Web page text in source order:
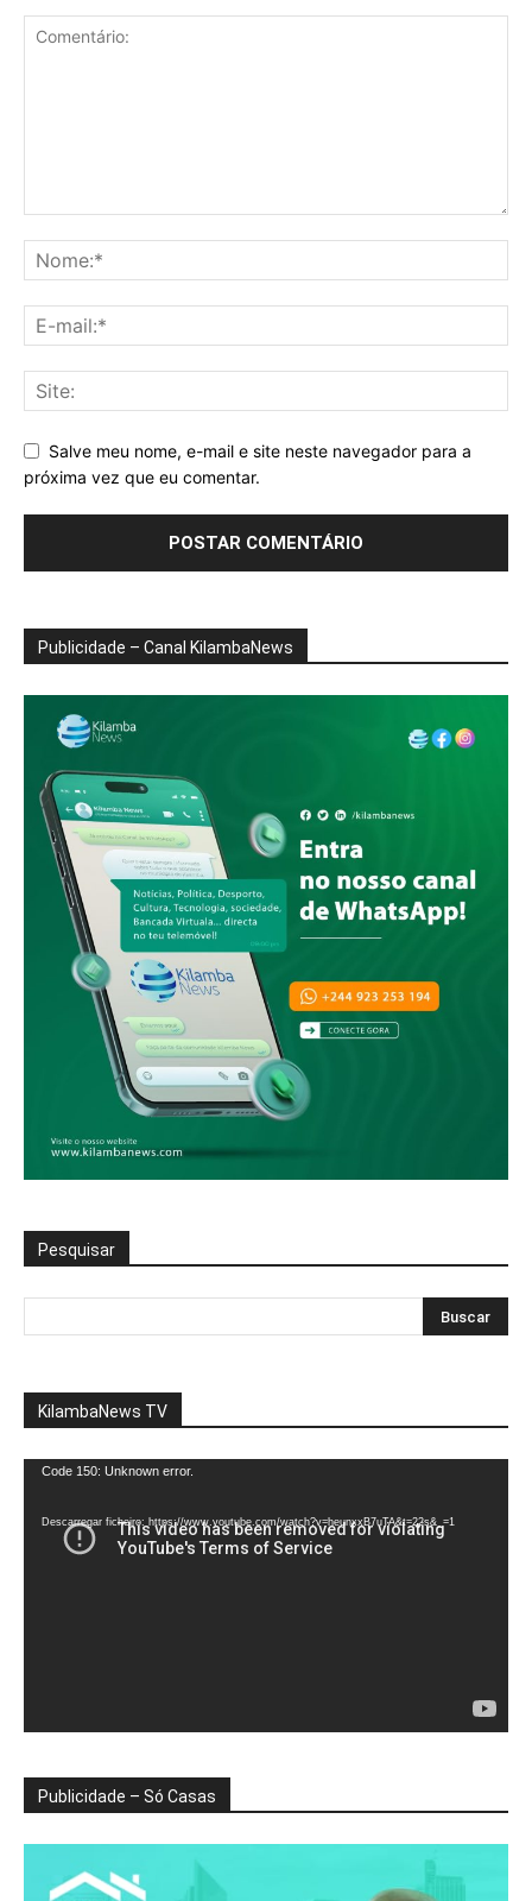
Salve meu nome, e-mail e site neste navegador para a
próxima vez que eu comentar.
Publicidade – Canal KilambaNews
Pesquisar
KilambaNews TV
Reprodutor
vídeo
Code 150: Unknown error.
Descarregar ficheiro: https://www.youtube.com/watch?v=heunxxB7uTA&t=22s&_=1
Publicidade – Só Casas